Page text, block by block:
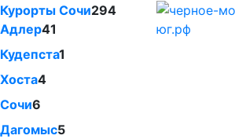
Курорты Сочи294
Адлер41
Кудепста1
Хоста4
Сочи6
Дагомыс5